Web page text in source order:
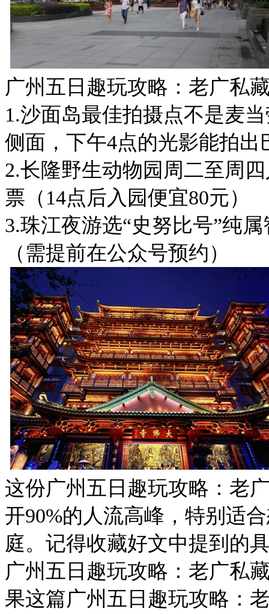
广州五日趣玩攻略：老广私
1.沙面岛最佳拍摄点不是麦
侧面，下午4点的光影能拍
2.长隆野生动物园周二至周
票（14点后入园便宜80元）
3.珠江夜游选“史努比号”纯
（需提前在公众号预约）
这份广州五日趣玩攻略：老
开90%的人流高峰，特别适
庭。记得收藏好文中提到的
广州五日趣玩攻略：老广私
果这篇广州五日趣玩攻略：